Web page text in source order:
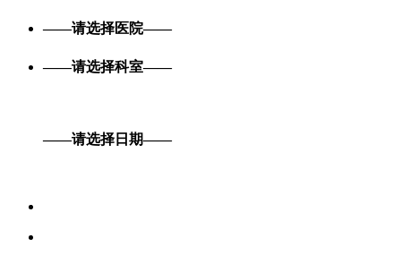
——请选择医院——
——请选择科室——
——请选择日期——